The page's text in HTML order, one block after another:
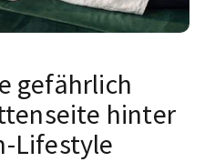
gefährlich
hinter
Lifestyle